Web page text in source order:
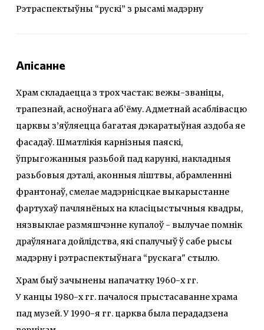
Рэтраспектыўны “рускі” з рысамі мадэрну
Апісанне
Храм складаецца з трох частак: вежы-званіцы,
трапезнай, асноўнага аб’ёму. Адметнай асаблівасцю
царквы з’яўляецца багатая дэкаратыўная аздоба яе
фасадаў. Шматлікія карнізныя паяскі,
ўпрыгожанныя разьбой пад карункі, накладныя
разьбовыя дэталі, аконныя ліштвы, абрамленнні
франтонаў, смелае мадэрнісцкае выкарыстанне
фартухаў пачлянёных на класіцыстычныя квадры,
нязвыклае размяшчэнне купалоў - вылучае помнік
драўлянага дойлідства, які спалучыў ў сабе рысы
мадэрну і рэтраспектыўнага “рускага" стылю.
Храм быў зачынены напачатку 1960-х гг.
У канцы 1980-х гг. пачалося прыстасаванне храма
пад музей. У 1990-я гг. царква была перададзена